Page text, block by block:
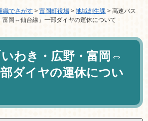
織でさがす > 富岡町役場 > 地域創生課 > 高速バス
富岡⇔仙台線」一部ダイヤの運休について
わき・広野・富岡⇔
ダイヤの運休につい